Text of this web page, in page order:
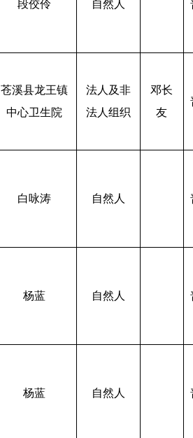
段佼伶 自然人
苍溪县龙王镇
中心卫生院
法人及非
法人组织
邓长
友
白咏涛 自然人
杨蓝 自然人
杨蓝 自然人